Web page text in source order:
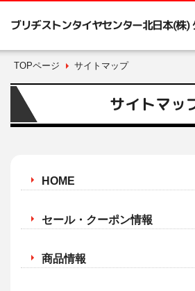
ブリヂストンタイヤセンター北日本(株)
TOPページ サイトマップ
サイトマッ
HOME
セール・クーポン情報
商品情報